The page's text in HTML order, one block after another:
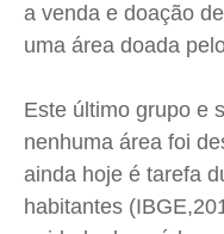
a venda e doação
uma área doada
Este último grupo e
nenhuma área foi
ainda hoje é tarefa
habitantes